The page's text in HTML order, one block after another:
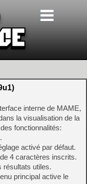
interne de MAME,
la visualisation de la
fonctionnalités:
activé par défaut.
4 caractères inscrits.
résultats utiles.
principal active le